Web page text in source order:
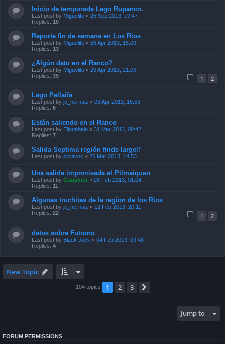
Inicio de temporada Lago Rupanco.
Last post by Miguelito « 25 Sep 2013, 19:47
Replies: 10
Reporte fin de semana en Los Ríos
Last post by Miguelito « 26 Apr 2013, 15:09
Replies: 13
¿Algún dato en el Ranco?
Last post by Miguelito « 23 Apr 2013, 21:03
Replies: 35 1 2
Lago Pellaifa
Last post by jc_hernaiz « 03 Apr 2013, 16:53
Replies: 6
Están saliendo en el Ranco
Last post by Eliogabalo « 31 Mar 2013, 09:42
Replies: 7
Salida Septima región finde largo!!
Last post by sbravoc « 26 Mar 2013, 14:53
Una salida improvisada al Pilmaiquen
Last post by Gaushito « 28 Feb 2013, 01:04
Replies: 11
Algunas truchitas de la region de los Rios
Last post by jc_hernaiz « 12 Feb 2013, 20:11
Replies: 22 1 2
datos sobre Futrono
Last post by Black Jack « 04 Feb 2013, 09:48
Replies: 4
New Topic
104 topics 1 2 3
Jump to
FORUM PERMISSIONS